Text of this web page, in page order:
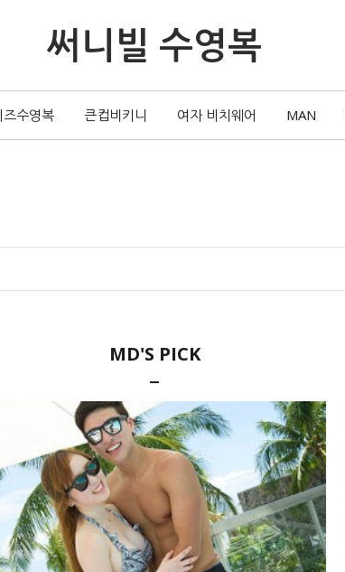
써니빌 수영복
즈수영복 큰컵비키니 여자 비치웨어 MAN
MD'S PICK